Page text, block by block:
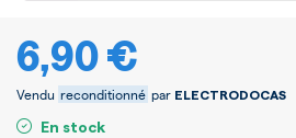
6,90 €
Vendu reconditionné par ELECTRODOCAS
En stock